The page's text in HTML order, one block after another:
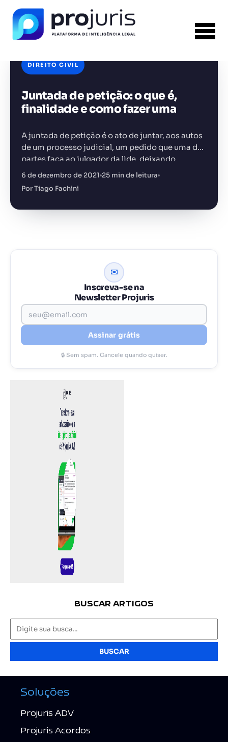
DIREITO CIVIL
Juntada de petição: o que é,
finalidade e como fazer uma
A juntada de petição é o ato de juntar, aos autos
de um processo judicial, um pedido que uma das
partes faça ao julgador da lide, deixando
registrado no processo o pedido…
6 de dezembro de 2021 25 min de leitura
Por Tiago Fachini
✉
Inscreva-se na
Newsletter Projuris
Assinar grátis
🔒 Sem spam. Cancele quando quiser.
BUSCAR ARTIGOS
BUSCAR
Soluções
Projuris ADV
Projuris Acordos
×
IA, 100% gratuitas
Petições, análise de contratos, assistente jurídico e muito
FERRAMENTA RECOMENDADA PARA ESTE
CONTEÚDO
Gerador de Contrato de Honorários
Acessar grátis →
Sem spam. Cancele quando quiser.
JS MC AR +14.000 juristas